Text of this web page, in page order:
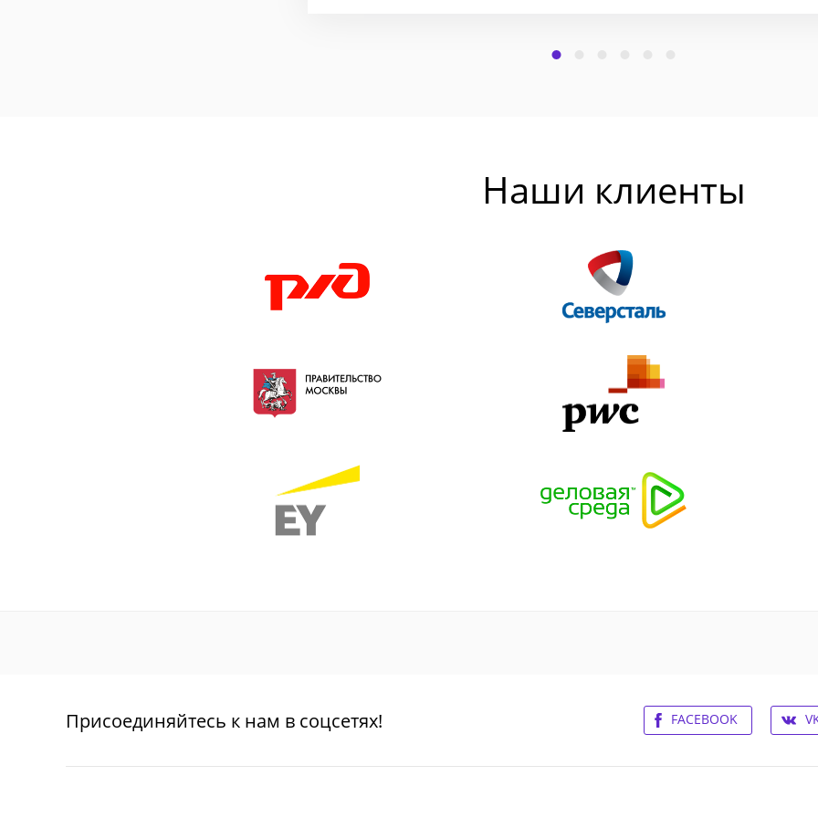
Наши клиенты
Присоединяйтесь к нам в соцсетях! FACEBOOK